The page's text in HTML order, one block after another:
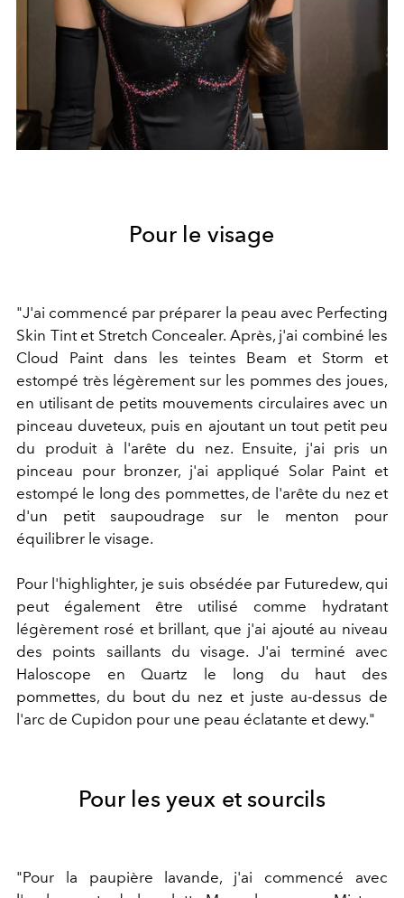
Pour le visage
"J'ai commencé par préparer la peau avec Perfecting
Skin Tint et Stretch Concealer. Après, j'ai combiné les
Cloud Paint dans les teintes Beam et Storm et
estompé très légèrement sur les pommes des joues,
en utilisant de petits mouvements circulaires avec un
pinceau duveteux, puis en ajoutant un tout petit peu
du produit à l'arête du nez. Ensuite, j'ai pris un
pinceau pour bronzer, j'ai appliqué Solar Paint et
estompé le long des pommettes, de l'arête du nez et
d'un petit saupoudrage sur le menton pour
équilibrer le visage.
Pour l'highlighter, je suis obsédée par Futuredew, qui
peut également être utilisé comme hydratant
légèrement rosé et brillant, que j'ai ajouté au niveau
des points saillants du visage. J'ai terminé avec
Haloscope en Quartz le long du haut des
pommettes, du bout du nez et juste au-dessus de
l'arc de Cupidon pour une peau éclatante et dewy."
Pour les yeux et sourcils
"Pour la paupière lavande, j'ai commencé avec